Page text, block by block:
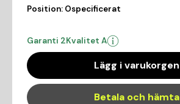
Position: Ospecificerat
Garanti 2Kvalitet A
Lägg i varukorgen
Betala och hämta